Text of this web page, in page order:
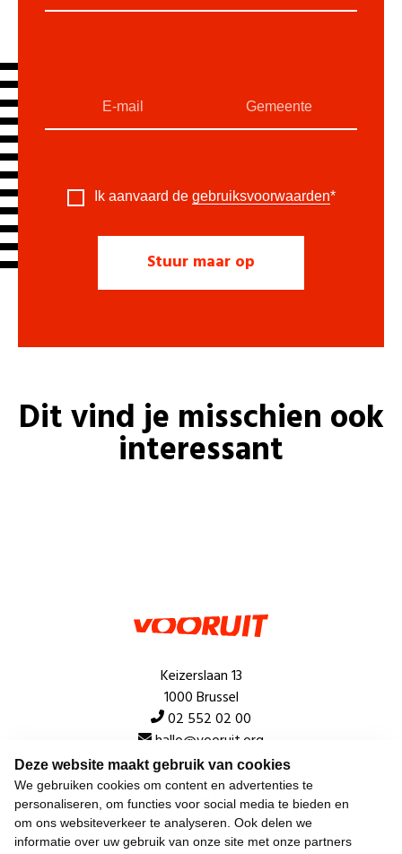
Deze website maakt gebruik van cookies
We gebruiken cookies om content en advertenties te
personaliseren, om functies voor social media te bieden en
om ons websiteverkeer te analyseren. Ook delen we
informatie over uw gebruik van onze site met onze partners
Ik aanvaard de gebruiksvoorwaarden*
Dit vind je misschien ook
interessant
Keizerslaan 13
1000 Brussel
02 552 02 00
hallo@vooruit.org
Snel
Over de beweging